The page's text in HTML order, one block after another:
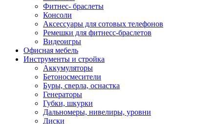
Фитнес- браслеты
Консоли
Аксессуары для сотовых телефонов
Ремешки для фитнесс-браслетов
Видеоигры
Офисная мебель
Инструменты и стройка
Аккумуляторы
Бетоносмесители
Буры, сверла, оснастка
Генераторы
Губки, шкурки
Дальномеры, нивелиры, уровни
Диски